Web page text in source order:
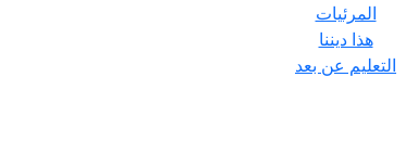
المرئيات
هذا ديننا
التعليم عن بعد